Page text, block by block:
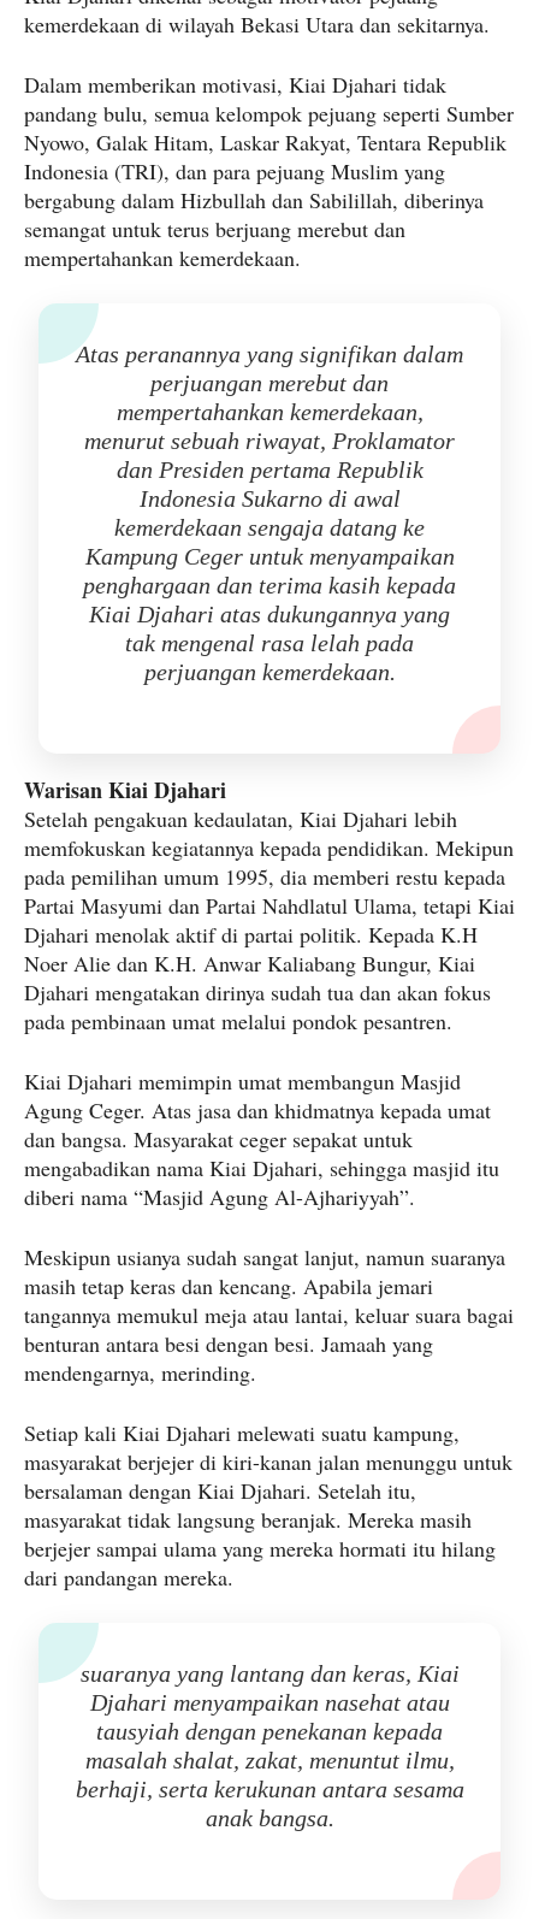
kemerdekaan di wilayah Bekasi Utara dan sekitarnya.
Dalam memberikan motivasi, Kiai Djahari tidak
pandang bulu, semua kelompok pejuang seperti Sumber
Nyowo, Galak Hitam, Laskar Rakyat, Tentara Republik
Indonesia (TRI), dan para pejuang Muslim yang
bergabung dalam Hizbullah dan Sabilillah, diberinya
semangat untuk terus berjuang merebut dan
mempertahankan kemerdekaan.
Atas peranannya yang signifikan dalam
perjuangan merebut dan
mempertahankan kemerdekaan,
menurut sebuah riwayat, Proklamator
dan Presiden pertama Republik
Indonesia Sukarno di awal
kemerdekaan sengaja datang ke
Kampung Ceger untuk menyampaikan
penghargaan dan terima kasih kepada
Kiai Djahari atas dukungannya yang
tak mengenal rasa lelah pada
perjuangan kemerdekaan.
Warisan Kiai Djahari
Setelah pengakuan kedaulatan, Kiai Djahari lebih
memfokuskan kegiatannya kepada pendidikan. Mekipun
pada pemilihan umum 1995, dia memberi restu kepada
Partai Masyumi dan Partai Nahdlatul Ulama, tetapi Kiai
Djahari menolak aktif di partai politik. Kepada K.H
Noer Alie dan K.H. Anwar Kaliabang Bungur, Kiai
Djahari mengatakan dirinya sudah tua dan akan fokus
pada pembinaan umat melalui pondok pesantren.
Kiai Djahari memimpin umat membangun Masjid
Agung Ceger. Atas jasa dan khidmatnya kepada umat
dan bangsa. Masyarakat ceger sepakat untuk
mengabadikan nama Kiai Djahari, sehingga masjid itu
diberi nama “Masjid Agung Al-Ajhariyyah”.
Meskipun usianya sudah sangat lanjut, namun suaranya
masih tetap keras dan kencang. Apabila jemari
tangannya memukul meja atau lantai, keluar suara bagai
benturan antara besi dengan besi. Jamaah yang
mendengarnya, merinding.
Setiap kali Kiai Djahari melewati suatu kampung,
masyarakat berjejer di kiri-kanan jalan menunggu untuk
bersalaman dengan Kiai Djahari. Setelah itu,
masyarakat tidak langsung beranjak. Mereka masih
berjejer sampai ulama yang mereka hormati itu hilang
dari pandangan mereka.
suaranya yang lantang dan keras, Kiai
Djahari menyampaikan nasehat atau
tausyiah dengan penekanan kepada
masalah shalat, zakat, menuntut ilmu,
berhaji, serta kerukunan antara sesama
anak bangsa.